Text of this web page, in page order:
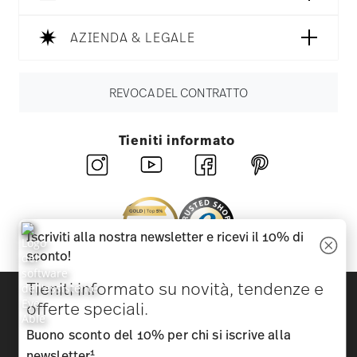
AZIENDA & LEGALE
REVOCA DEL CONTRATTO
Tieniti informato
Scopri tutti i nostri brand
Bellezza e funzionalità per la tua casa
Homepage
Iscriviti alla nostra newsletter e ricevi il 10% di
sconto!
Tieniti informato su novità, tendenze e
offerte speciali.
Buono sconto del 10% per chi si iscrive alla
1